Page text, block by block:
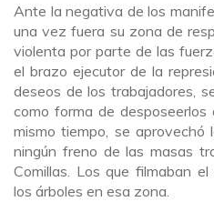
Ante la negativa de los
una vez fuera su zona de
violenta por parte de las
el brazo ejecutor de la
deseos de los trabajadores,
como forma de desposeerlos
mismo tiempo, se
ningún freno de las masas
Comillas. Los que filmaban
los árboles en esa zona.